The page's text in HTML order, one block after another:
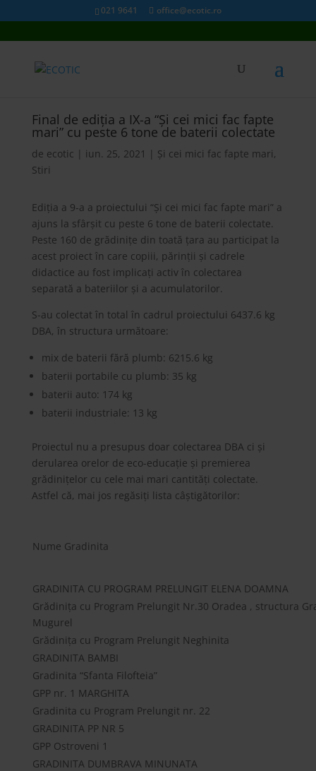
021 9641 office@ecotic.ro
Final de ediția a IX-a “Și cei mici fac fapte
mari” cu peste 6 tone de baterii colectate
de ecotic | iun. 25, 2021 | Și cei mici fac fapte mari,
Stiri
Ediția a 9-a a proiectului “Și cei mici fac fapte mari” a
ajuns la sfârșit cu peste 6 tone de baterii colectate.
Peste 160 de grădinițe din toată țara au participat la
acest proiect în care copiii, părinții și cadrele
didactice au fost implicați activ în colectarea
separată a bateriilor și a acumulatorilor.
S-au colectat în total în cadrul proiectului 6437.6 kg
DBA, în structura următoare:
mix de baterii fără plumb: 6215.6 kg
baterii portabile cu plumb: 35 kg
baterii auto: 174 kg
baterii industriale: 13 kg
Proiectul nu a presupus doar colectarea DBA ci și
derularea orelor de eco-educație și premierea
grădinițelor cu cele mai mari cantități colectate.
Astfel că, mai jos regăsiți lista câștigătorilor:
Nume Gradinita
GRADINITA CU PROGRAM PRELUNGIT ELENA DOAMNA
Grădinița cu Program Prelungit Nr.30 Oradea , structura
Mugurel
Grădinița cu Program Prelungit Neghinita
GRADINITA BAMBI
Gradinita “Sfanta Filofteia”
GPP nr. 1 MARGHITA
Gradinita cu Program Prelungit nr. 22
GRADINITA PP NR 5
GPP Ostroveni 1
GRADINITA DUMBRAVA MINUNATA